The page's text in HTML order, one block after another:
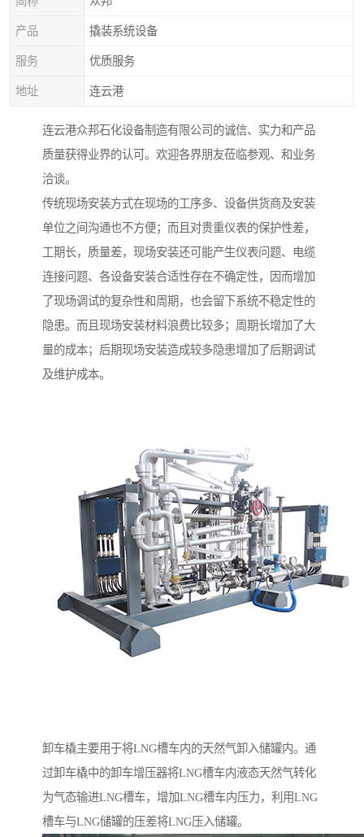
产品 撬装系统设备
服务 优质服务
地址 连云港
连云港众邦石化设备制造有限公司的诚信、实力和产品
质量获得业界的认可。欢迎各界朋友莅临参观、和业务
洽谈。
传统现场安装方式在现场的工序多、设备供货商及安装
单位之间沟通也不方便；而且对贵重仪表的保护性差，
工期长，质量差，现场安装还可能产生仪表问题、电缆
连接问题、各设备安装合适性存在不确定性，因而增加
了现场调试的复杂性和周期，也会留下系统不稳定性的
隐患。而且现场安装材料浪费比较多；周期长增加了大
量的成本；后期现场安装造成较多隐患增加了后期调试
及维护成本。
卸车橇主要用于将LNG槽车内的天然气卸入储罐内。通
过卸车橇中的卸车增压器将LNG槽车内液态天然气转化
为气态输进LNG槽车，增加LNG槽车内压力，利用LNG
槽车与LNG储罐的压差将LNG压入储罐。